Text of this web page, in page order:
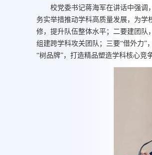
校党委书记蒋海军在讲话中强调
务实举措推动学科高质量发展，为学
修，提升队伍整体水平；二要建团队
组建跨学科攻关团队；三要“借外力
“树品牌”，打造精品塑造学科核心竞